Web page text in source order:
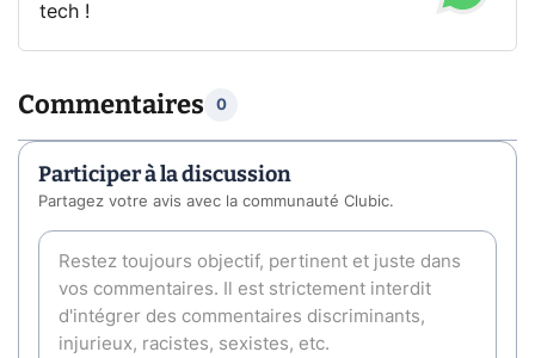
tech !
Commentaires 0
Participer à la discussion
Partagez votre avis avec la communauté Clubic.